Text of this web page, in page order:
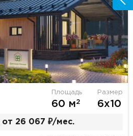
Площадь
60 м2
Размер
6х10
от 26 067 ₽/мес.